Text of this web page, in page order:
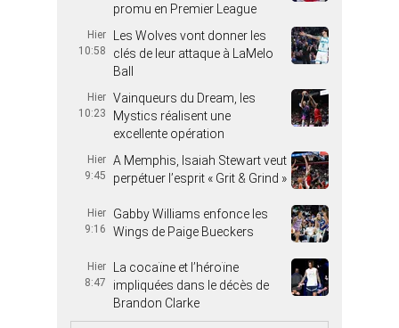
promu en Premier League
Hier
10:58
Les Wolves vont donner les
clés de leur attaque à LaMelo
Ball
Hier
10:23
Vainqueurs du Dream, les
Mystics réalisent une
excellente opération
Hier
9:45
A Memphis, Isaiah Stewart veut
perpétuer l’esprit « Grit & Grind »
Hier
9:16
Gabby Williams enfonce les
Wings de Paige Bueckers
Hier
8:47
La cocaïne et l’héroïne
impliquées dans le décès de
Brandon Clarke